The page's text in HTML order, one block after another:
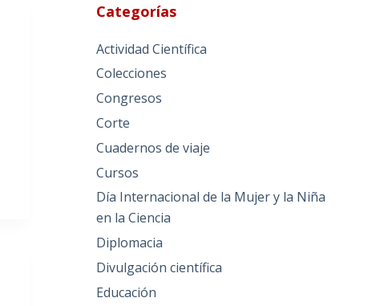
Categorías
Actividad Científica
Colecciones
Congresos
Corte
Cuadernos de viaje
Cursos
Día Internacional de la Mujer y la Niña
en la Ciencia
Diplomacia
Divulgación científica
Educación